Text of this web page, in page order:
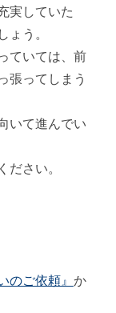
実していた
う。
ていては、前
張ってしまう
いて進んでい
さい。
のご依頼』 か